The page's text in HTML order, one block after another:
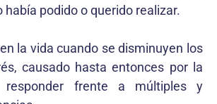
había podido o querido realizar.
la vida cuando se disminuyen los
causado hasta entonces por la
responder frente a múltiples y